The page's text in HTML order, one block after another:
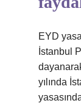
EYD
İstanbul
yılında